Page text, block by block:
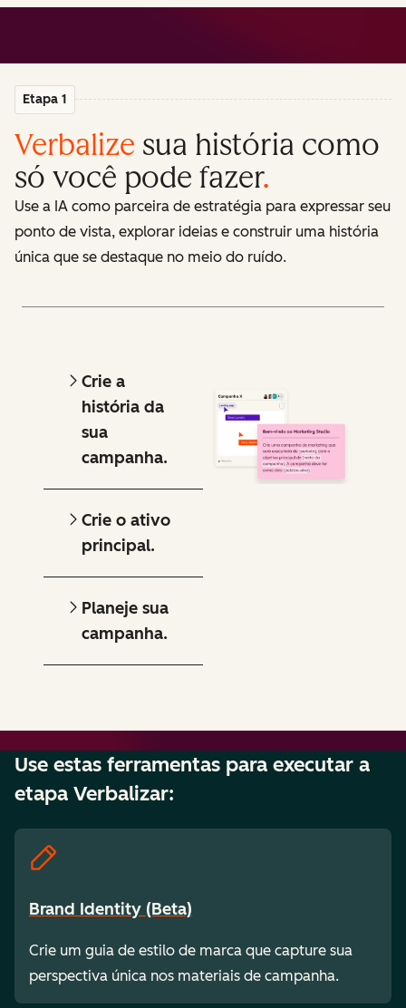
Etapa 1
Verbalize sua história como
só você pode fazer.
Use a IA como parceira de estratégia para expressar seu
ponto de vista, explorar ideias e construir uma história
única que se destaque no meio do ruído.
Crie a
história da
sua
campanha.
Crie o ativo
principal.
Planeje sua
campanha.
Use estas ferramentas para executar a
etapa Verbalizar:
Brand Identity (Beta)
Crie um guia de estilo de marca que capture sua
perspectiva única nos materiais de campanha.